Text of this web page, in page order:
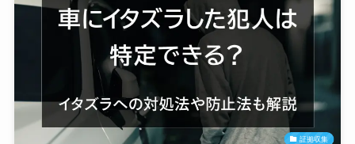
証拠収集